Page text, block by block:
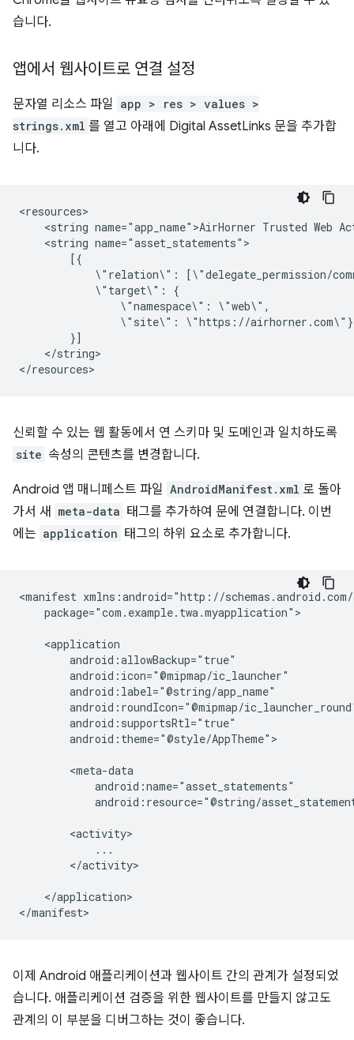
습니다.
앱에서 웹사이트로 연결 설정
문자열 리소스 파일 app > res > values >
strings.xml 를 열고 아래에 Digital AssetLinks 문을 추가합
니다.
<string name="app_name">AirHorner Trusted Web
<string
\"relation\":
\"target\":
\"namespace\":
\"site\":
</string>
신뢰할 수 있는 웹 활동에서 연 스키마 및 도메인과 일치하도록
site 속성의 콘텐츠를 변경합니다.
Android 앱 매니페스트 파일 AndroidManifest.xml 로 돌아
가서 새
meta-data 태그를 추가하여 문에 연결합니다. 이번
에는 application 태그의 하위 요소로 추가합니다.
<manifest
package="com.example.twa.myapplication">
android:theme="@style/AppTheme">
android:resource="@string/
</activity>
</application>
이제 Android 애플리케이션과 웹사이트 간의 관계가 설정되었
습니다. 애플리케이션 검증을 위한 웹사이트를 만들지 않고도
관계의 이 부분을 디버그하는 것이 좋습니다.